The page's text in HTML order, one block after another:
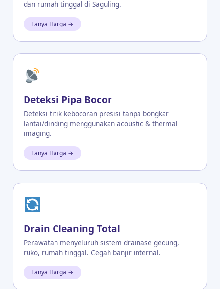
dan rumah tinggal di Saguling.
Tanya Harga →
Deteksi Pipa Bocor
Deteksi titik kebocoran presisi tanpa bongkar
lantai/dinding menggunakan acoustic & thermal
imaging.
Tanya Harga →
Drain Cleaning Total
Perawatan menyeluruh sistem drainase gedung,
ruko, rumah tinggal. Cegah banjir internal.
Tanya Harga →